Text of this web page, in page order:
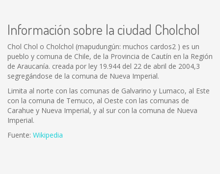
Información sobre la ciudad Cholchol
Chol Chol o Cholchol (mapudungún: muchos cardos2 ) es un
pueblo y comuna de Chile, de la Provincia de Cautín en la Región
de Araucanía. creada por ley 19.944 del 22 de abril de 2004,3
segregándose de la comuna de Nueva Imperial.
Limita al norte con las comunas de Galvarino y Lumaco, al Este
con la comuna de Temuco, al Oeste con las comunas de
Carahue y Nueva Imperial, y al sur con la comuna de Nueva
Imperial.
Fuente: Wikipedia